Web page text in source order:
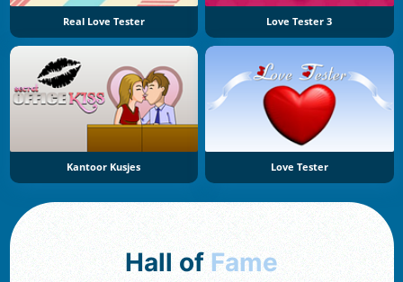
Real Love Tester Love Tester 3
Kantoor Kusjes Love Tester
Hall of Fame